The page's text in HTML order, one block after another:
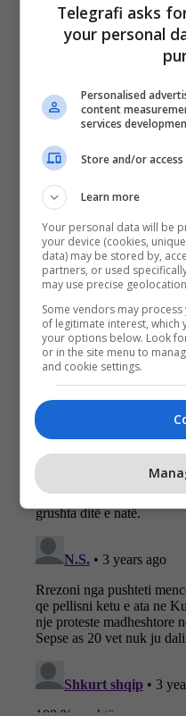
Hajdar Beqa Video
Përleshje Fizike
Telegrafi asks
your personal
Personalised
content
services
Store and/or
Learn more
Your personal data will be
your device (cookies,
data) may be stored by,
partners, or used
may use precise
Some vendors may
of legitimate interest, which
your options below. Look
or in the site menu to
and cookie settings.